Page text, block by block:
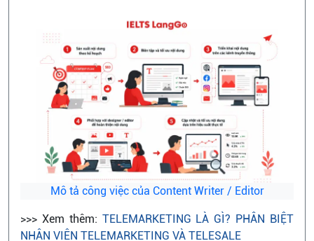
Mô tả công việc của Content Writer / Editor
>>> Xem thêm: TELEMARKETING LÀ GÌ? PHÂN BIỆT
NHÂN VIÊN TELEMARKETING VÀ TELESALE